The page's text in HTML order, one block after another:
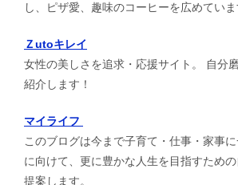
し、ピザ愛、趣味のコーヒーを広めていま
Ｚutoキレイ
女性の美しさを追求・応援サイト。 自分
紹介します！
マイライフ
このブログは今まで子育て・仕事・家事
に向けて、更に豊かな人生を目指すため
提案します。